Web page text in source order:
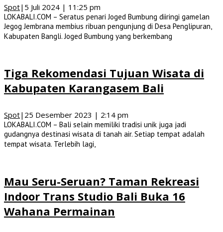
Spot| 5 Juli 2024 | 11:25 pm
LOKABALI.COM – Seratus penari Joged Bumbung diiringi gamelan
Jegog Jembrana membius ribuan pengunjung di Desa Penglipuran,
Kabupaten Bangli. Joged Bumbung yang berkembang
Tiga Rekomendasi Tujuan Wisata di
Kabupaten Karangasem Bali
Spot| 25 Desember 2023 | 2:14 pm
LOKABALI.COM – Bali selain memiliki tradisi unik juga jadi
gudangnya destinasi wisata di tanah air. Setiap tempat adalah
tempat wisata. Terlebih lagi,
Mau Seru-Seruan? Taman Rekreasi
Indoor Trans Studio Bali Buka 16
Wahana Permainan